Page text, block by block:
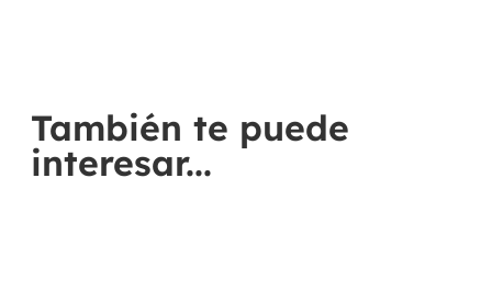
También te puede
interesar...